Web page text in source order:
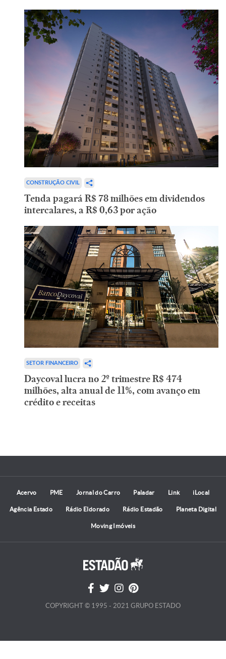
CONSTRUÇÃO CIVIL
Tenda pagará R$ 78 milhões em dividendos
intercalares, a R$ 0,63 por ação
SETOR FINANCEIRO
Daycoval lucra no 2º trimestre R$ 474
milhões, alta anual de 11%, com avanço em
crédito e receitas
Acervo PME Jornal do Carro Paladar Link iLocal
Agência Estado Rádio Eldorado Rádio Estadão Planeta Digital
Moving Imóveis
COPYRIGHT © 1995 - 2021 GRUPO ESTADO